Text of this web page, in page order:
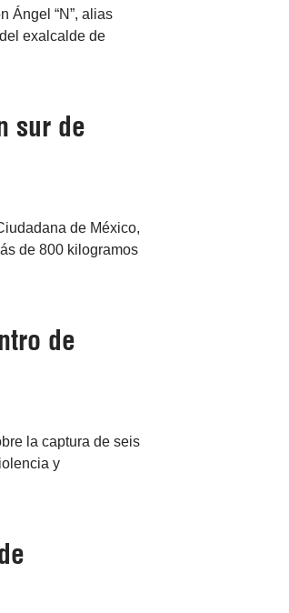
Ángel “N”, alias
exalcalde de
sur de
de México,
de 800 kilogramos
de
la captura de seis
y